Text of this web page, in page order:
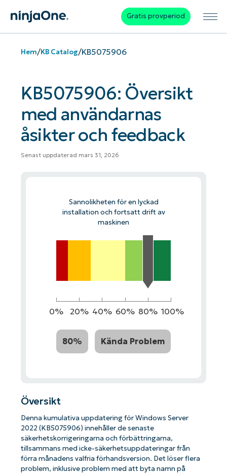
Gratis provperiod
Hem/KB Catalog/KB5075906
KB5075906: Översikt
med användarnas
åsikter och feedback
Senast uppdaterad mars 31, 2026
Sannolikheten för en lyckad
installation och fortsatt drift av
maskinen
0% 20% 40% 60% 80% 100%
80% Kända Problem
Översikt
Denna kumulativa uppdatering för Windows Server
2022 (KB5075906) innehåller de senaste
säkerhetskorrigeringarna och förbättringarna,
tillsammans med icke-säkerhetsuppdateringar från
förra månadens valfria förhandsversion. Det löser flera
problem, inklusive problem med att byta namn på